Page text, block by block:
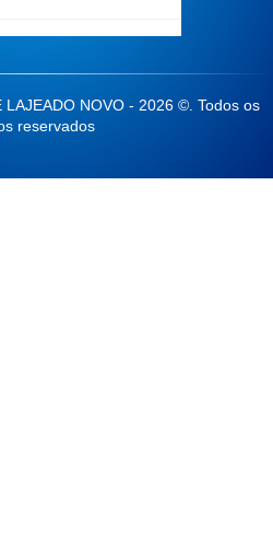
LAJEADO NOVO - 2026 ©. Todos os
reservados